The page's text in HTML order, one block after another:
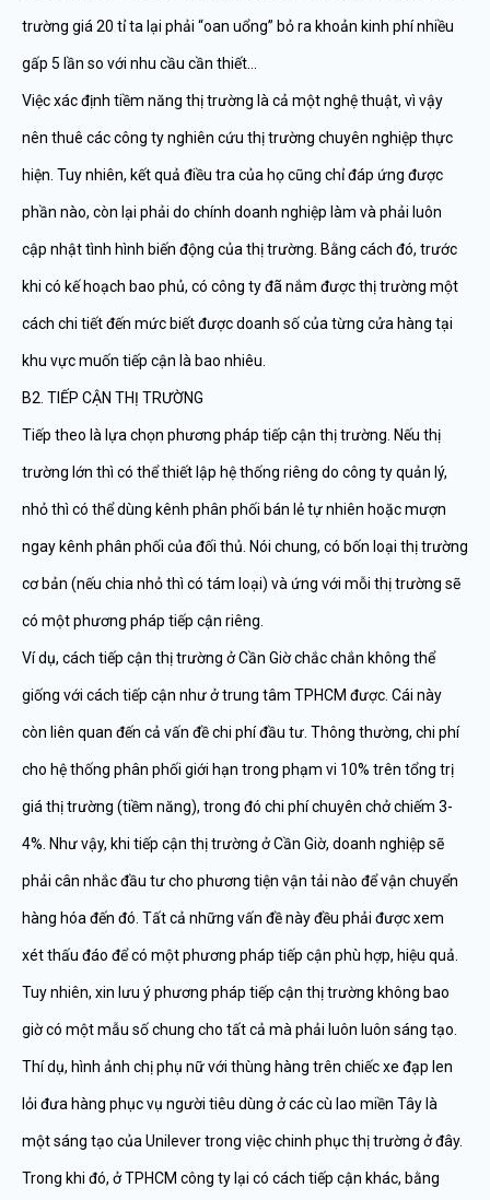
trường giá 20 tỉ ta lại phải “oan uổng” bỏ ra khoản kinh phí nhiều
gấp 5 lần so với nhu cầu cần thiết…
Việc xác định tiềm năng thị trường là cả một nghệ thuật, vì vậy
nên thuê các công ty nghiên cứu thị trường chuyên nghiệp thực
hiện. Tuy nhiên, kết quả điều tra của họ cũng chỉ đáp ứng được
phần nào, còn lại phải do chính doanh nghiệp làm và phải luôn
cập nhật tình hình biến động của thị trường. Bằng cách đó, trước
khi có kế hoạch bao phủ, có công ty đã nắm được thị trường một
cách chi tiết đến mức biết được doanh số của từng cửa hàng tại
khu vực muốn tiếp cận là bao nhiêu.
B2. TIẾP CẬN THỊ TRƯỜNG
Tiếp theo là lựa chọn phương pháp tiếp cận thị trường. Nếu thị
trường lớn thì có thể thiết lập hệ thống riêng do công ty quản lý,
nhỏ thì có thể dùng kênh phân phối bán lẻ tự nhiên hoặc mượn
ngay kênh phân phối của đối thủ. Nói chung, có bốn loại thị trường
cơ bản (nếu chia nhỏ thì có tám loại) và ứng với mỗi thị trường sẽ
có một phương pháp tiếp cận riêng.
Ví dụ, cách tiếp cận thị trường ở Cần Giờ chắc chắn không thể
giống với cách tiếp cận như ở trung tâm TPHCM được. Cái này
còn liên quan đến cả vấn đề chi phí đầu tư. Thông thường, chi phí
cho hệ thống phân phối giới hạn trong phạm vi 10% trên tổng trị
giá thị trường (tiềm năng), trong đó chi phí chuyên chở chiếm 3-
4%. Như vậy, khi tiếp cận thị trường ở Cần Giờ, doanh nghiệp sẽ
phải cân nhắc đầu tư cho phương tiện vận tải nào để vận chuyển
hàng hóa đến đó. Tất cả những vấn đề này đều phải được xem
xét thấu đáo để có một phương pháp tiếp cận phù hợp, hiệu quả.
Tuy nhiên, xin lưu ý phương pháp tiếp cận thị trường không bao
giờ có một mẫu số chung cho tất cả mà phải luôn luôn sáng tạo.
Thí dụ, hình ảnh chị phụ nữ với thùng hàng trên chiếc xe đạp len
lỏi đưa hàng phục vụ người tiêu dùng ở các cù lao miền Tây là
một sáng tạo của Unilever trong việc chinh phục thị trường ở đây.
Trong khi đó, ở TPHCM công ty lại có cách tiếp cận khác, bằng